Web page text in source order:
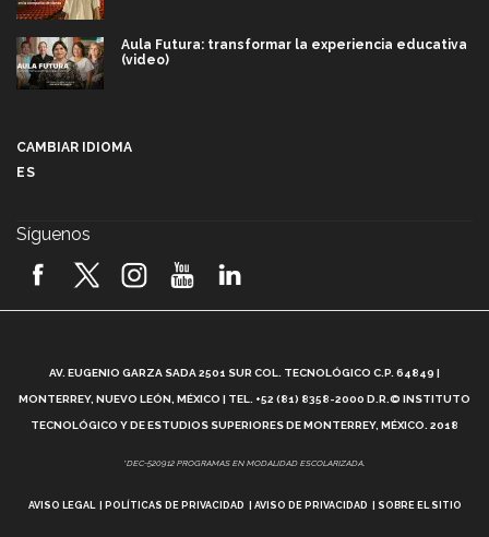
Aula Futura: transformar la experiencia educativa
(video)
2026! (video)
¿Cómo es el Modelo Educativo Tec? (video)
Vida Tec: Feminismo e Inteligencia Artificial, Paola
CAMBIAR IDIOMA
ES
Síguenos
AV. EUGENIO GARZA SADA 2501 SUR COL. TECNOLÓGICO C.P. 64849 |
MONTERREY, NUEVO LEÓN, MÉXICO | TEL. +52 (81) 8358-2000 D.R.© INSTITUTO
TECNOLÓGICO Y DE ESTUDIOS SUPERIORES DE MONTERREY, MÉXICO. 2018
*DEC-520912 PROGRAMAS EN MODALIDAD ESCOLARIZADA.
AVISO LEGAL POLÍTICAS DE PRIVACIDAD AVISO DE PRIVACIDAD SOBRE EL SITIO